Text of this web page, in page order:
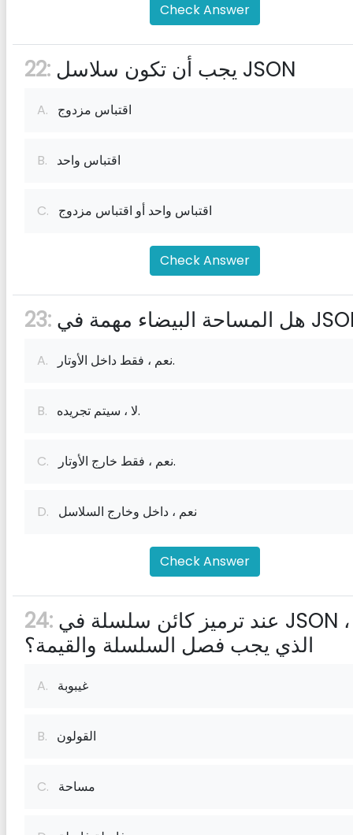
Check Answer
22: يجب أن تكون سلاسل JSON
A. اقتباس مزدوج
B. اقتباس واحد
C. اقتباس واحد أو اقتباس مزدوج
Check Answer
23:
A. نعم ، فقط داخل الأوتار.
B. لا ، سيتم تجريده.
C. نعم ، فقط خارج الأوتار.
D. نعم ، داخل وخارج السلاسل
Check Answer
24:
الذي يجب فصل السلسلة والقيمة؟
A. غيبوبة
B. القولون
C. مساحة